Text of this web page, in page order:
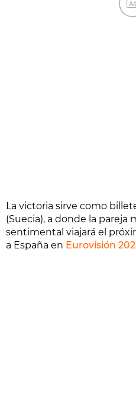
Ad
La victoria sirve como
(Suecia), a donde la pareja
sentimental viajará el
a España en Eurovisión